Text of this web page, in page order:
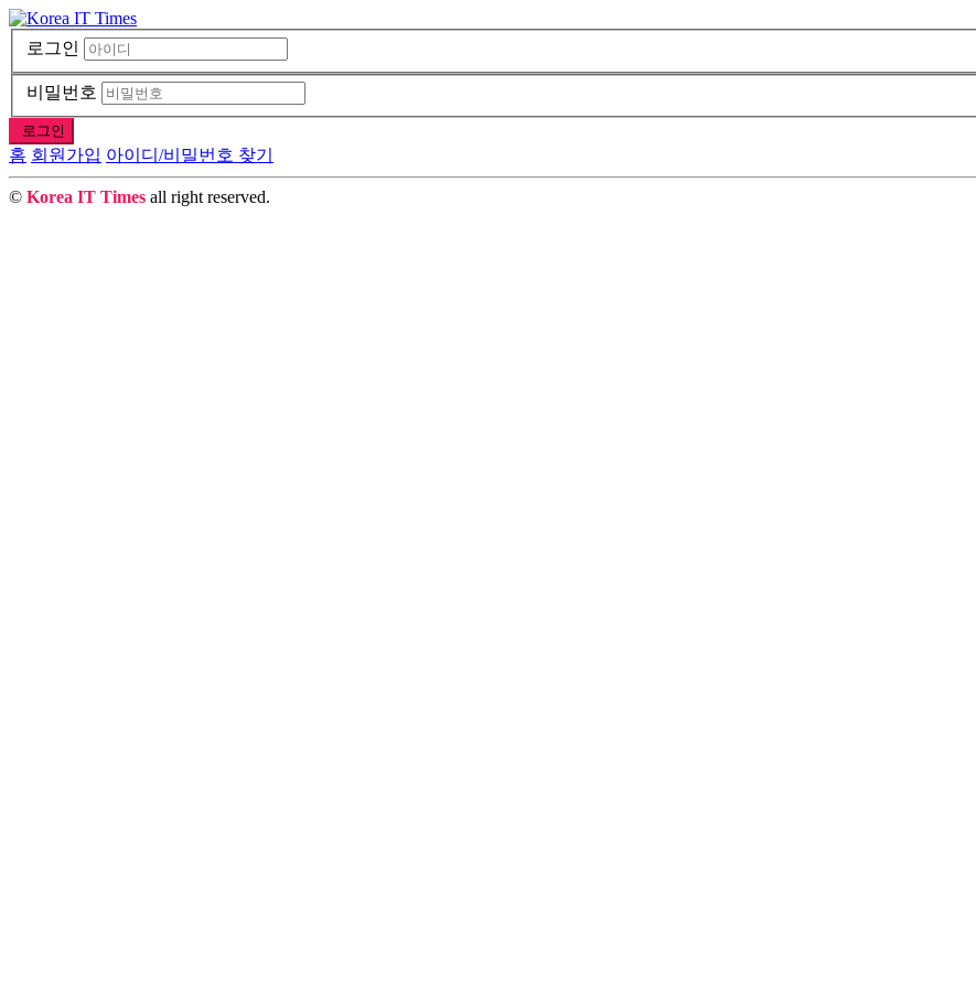
로그인
비밀번호
로그인
홈 회원가입 아이디/비밀번호 찾기
© Korea IT Times all right reserved.